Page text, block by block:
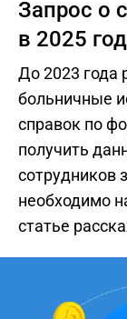
Запрос о
в 2025
До 2023 года
больничные
справок по
получить
сотрудников
необходимо
статье